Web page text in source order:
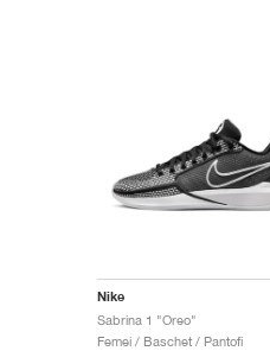
Nike
Sabrina 1 "Oreo"
Femei / Baschet / Pantofi